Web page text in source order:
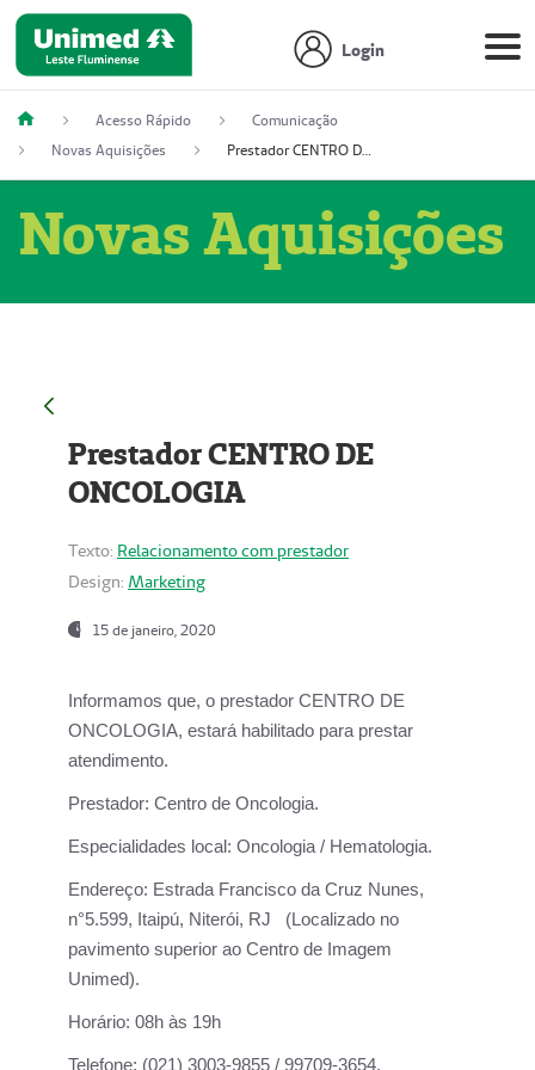
Login
Acesso Rápido
Comunicação
Novas Aquisições
Prestador CENTRO DE ONCOLOGIA
Novas Aquisições
Prestador CENTRO DE
ONCOLOGIA
Texto: Relacionamento com prestador
Design: Marketing
15 de janeiro, 2020
Informamos que, o prestador CENTRO DE
ONCOLOGIA, estará habilitado para prestar
atendimento.
Prestador: Centro de Oncologia.
Especialidades local: Oncologia / Hematologia.
Endereço: Estrada Francisco da Cruz Nunes,
n°5.599, Itaipú, Niterói, RJ (Localizado no
pavimento superior ao Centro de Imagem
Unimed).
Horário: 08h às 19h
Telefone: (021) 3003-9855 / 99709-3654.